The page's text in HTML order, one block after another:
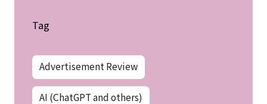
Tag
Advertisement Review
AI (ChatGPT and others)